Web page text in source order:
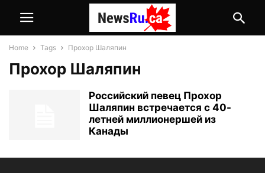
Home Tags Прохор Шаляпин
Прохор Шаляпин
Российский певец Прохор
Шаляпин встречается с 40-
летней миллионершей из
Канады